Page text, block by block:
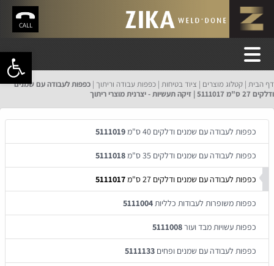
פתח
CALL
דף הבית קטלוג מוצרים ציוד בטיחות כפפות עבודה וריתוך כפפות לעבודה עם שמנים
ודלקים 27 ס"מ 5111017 | זיקה תעשיות - יצרנית מוצרי ריתוך
כפפות לעבודה עם שמנים ודלקים 40 ס"מ 5111019
כפפות לעבודה עם שמנים ודלקים 35 ס"מ 5111018
כפפות לעבודה עם שמנים ודלקים 27 ס"מ 5111017
כפפות משופרות לעבודות כלליות5111004
כפפות עשויות מבד ועור5111008
כפפות לעבודה עם שמנים ופחים 5111133